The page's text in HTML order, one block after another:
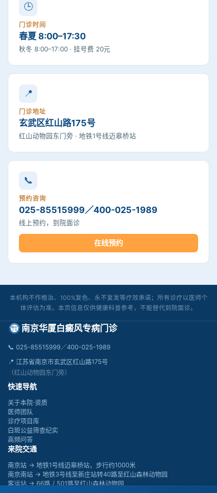
🕒
门诊时间
春夏 8:00–17:30
秋冬 8:00–17:00 · 挂号费 20元
📍
门诊地址
玄武区红山路175号
红山动物园东门旁 · 地铁1号线迈皋桥站
📞
预约咨询
025-85515999／400-025-1989
线上预约，到院面诊
在线预约
本机构不作根治、100%复色、永不复发等疗效承诺；所有诊疗以医师个
体评估为准。本页信息仅供健康科普参考，不能替代到院面诊。
南京华厦白癜风专病门诊
📞 025-85515999／400-025-1989
📍 江苏省南京市玄武区红山路175号
（红山动物园东门旁）
快速导航
关于本院·资质
医师团队
诊疗项目库
白斑公益筛查纪实
高频问答
来院交通
南京站 → 地铁1号线迈皋桥站，步行约1000米
南京南站 → 地铁3号线至新庄站转40路至红山森林动物园
客运站 → 66路 / 501路至红山森林动物园